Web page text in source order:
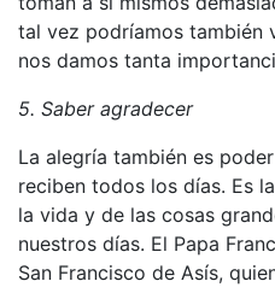
tal vez podríamos también
nos damos tanta
5. Saber agradecer
La alegría también es
reciben todos los días. Es
la vida y de las cosas
nuestros días. El Papa
San Francisco de Asís,